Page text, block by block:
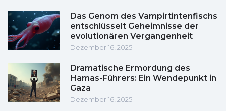
Das Genom des Vampirtintenfischs
entschlüsselt Geheimnisse der
evolutionären Vergangenheit
Dezember 16, 2025
Dramatische Ermordung des
Hamas-Führers: Ein Wendepunkt in
Gaza
Dezember 16, 2025